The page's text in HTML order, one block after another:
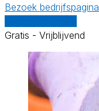
Bezoek bedrijfspagina
Gratis - Vrijblijvend